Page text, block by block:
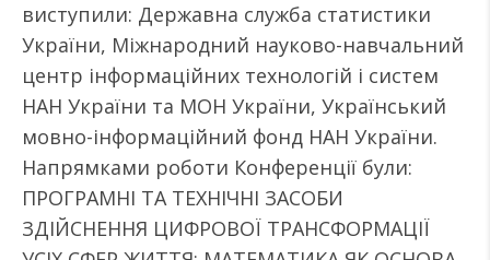
виступили: Державна служба статистики
України, Міжнародний науково-навчальний
центр інформаційних технологій і систем
НАН України та МОН України, Український
мовно-інформаційний фонд НАН України.
Напрямками роботи Конференції були:
ПРОГРАМНІ ТА ТЕХНІЧНІ ЗАСОБИ
ЗДІЙСНЕННЯ ЦИФРОВОЇ ТРАНСФОРМАЦІЇ